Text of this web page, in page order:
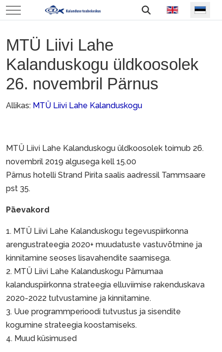
Mobile Menu Toggle Vali keel
MTÜ Liivi Lahe
Kalanduskogu üldkoosolek
26. novembril Pärnus
Allikas: MTÜ Liivi Lahe Kalanduskogu
MTÜ Liivi Lahe Kalanduskogu üldkoosolek toimub 26.
novembril 2019 algusega kell 15.00
Pärnus hotelli Strand Pirita saalis aadressil Tammsaare
pst 35.
Päevakord
1. MTÜ Liivi Lahe Kalanduskogu tegevuspiirkonna
arengustrateegia 2020+ muudatuste vastuvõtmine ja
kinnitamine seoses lisavahendite saamisega.
2. MTÜ Liivi Lahe Kalanduskogu Pärnumaa
kalanduspiirkonna strateegia elluviimise rakenduskava
2020-2022 tutvustamine ja kinnitamine.
3. Uue programmperioodi tutvustus ja sisendite
kogumine strateegia koostamiseks.
4. Muud küsimused